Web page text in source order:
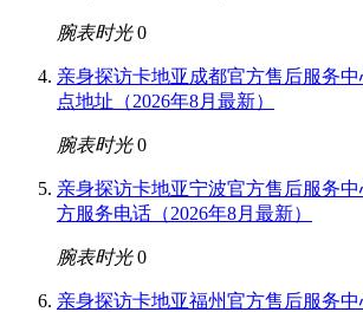
腕表时光 0
亲身探访卡地亚成都官方售后服务
点地址（2026年8月最新）
腕表时光 0
亲身探访卡地亚宁波官方售后服务
方服务电话（2026年8月最新）
腕表时光 0
亲身探访卡地亚福州官方售后服务